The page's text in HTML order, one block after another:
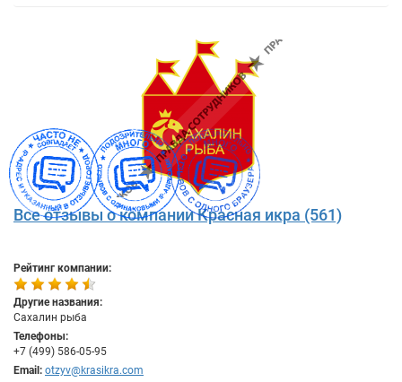
Все отзывы о компании Красная икра (561)
Рейтинг компании:
Другие названия:
Сахалин рыба
Телефоны:
+7 (499) 586-05-95
Email: otzyv@krasikra.com